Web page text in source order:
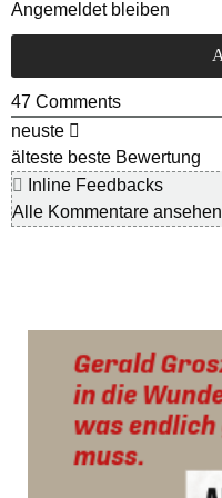
Angemeldet bleiben
47 Comments
neuste
älteste beste Bewertung
Inline Feedbacks
Alle Kommentare ansehen